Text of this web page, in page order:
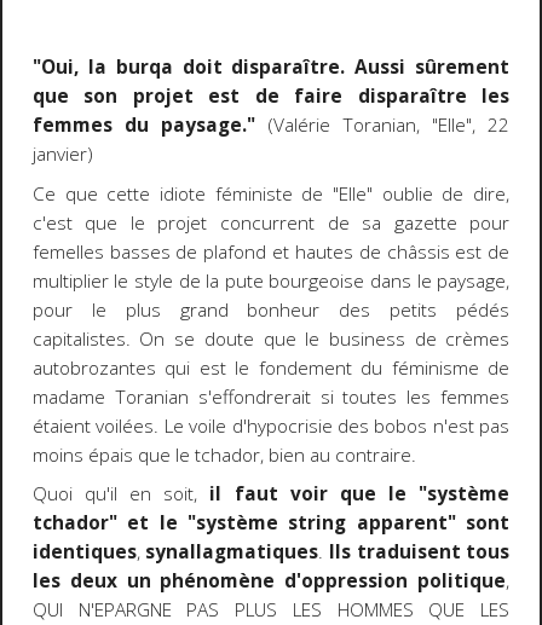
"Oui, la burqa doit disparaître. Aussi sûrement
que son projet est de faire disparaître les
femmes du paysage."(Valérie Toranian, "Elle", 22
janvier)
Ce que cette idiote féministe de "Elle" oublie de dire,
c'est que le projet concurrent de sa gazette pour
femelles basses de plafond et hautes de châssis est de
multiplier le style de la pute bourgeoise dans le paysage,
pour le plus grand bonheur des petits pédés
capitalistes. On se doute que le business de crèmes
autobrozantes qui est le fondement du féminisme de
madame Toranian s'effondrerait si toutes les femmes
étaient voilées. Le voile d'hypocrisie des bobos n'est pas
moins épais que le tchador, bien au contraire.
Quoi qu'il en soit, il faut voir que le "système
tchador" et le "système string apparent" sont
identiques, synallagmatiques. Ils traduisent tous
les deux un phénomène d'oppression politique,
QUI N'EPARGNE PAS PLUS LES HOMMES QUE LES